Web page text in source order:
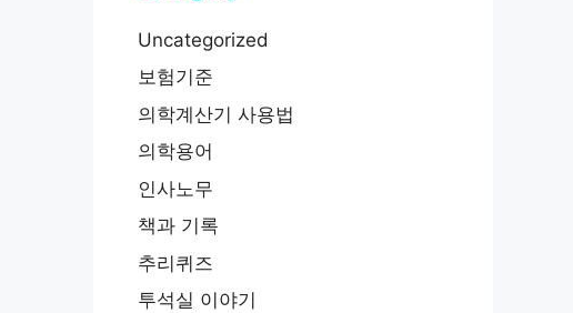
Uncategorized
보험기준
의학계산기 사용법
의학용어
인사노무
책과 기록
추리퀴즈
투석실 이야기